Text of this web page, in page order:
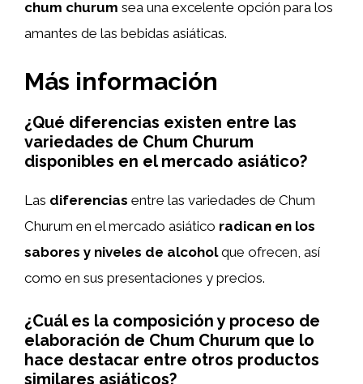
chum churum sea una excelente opción para los
amantes de las bebidas asiáticas.
Más información
¿Qué diferencias existen entre las
variedades de Chum Churum
disponibles en el mercado asiático?
Las diferencias entre las variedades de Chum
Churum en el mercado asiático radican en los
sabores y niveles de alcoholque ofrecen, así
como en sus presentaciones y precios.
¿Cuál es la composición y proceso de
elaboración de Chum Churum que lo
hace destacar entre otros productos
similares asiáticos?